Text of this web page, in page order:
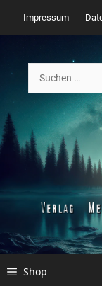
Inhalt
springen
Impressum
nach:
Shop